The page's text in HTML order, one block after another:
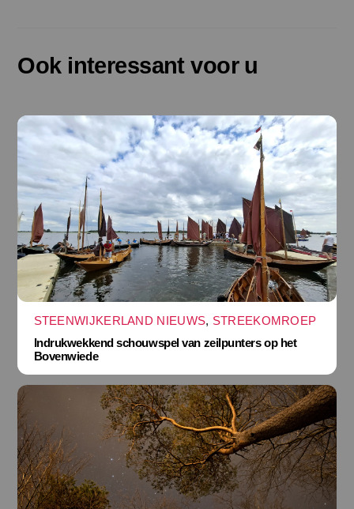
Ook interessant voor u
STEENWIJKERLAND NIEUWS, STREEKOMROEP
Indrukwekkend schouwspel van zeilpunters op het
Bovenwiede